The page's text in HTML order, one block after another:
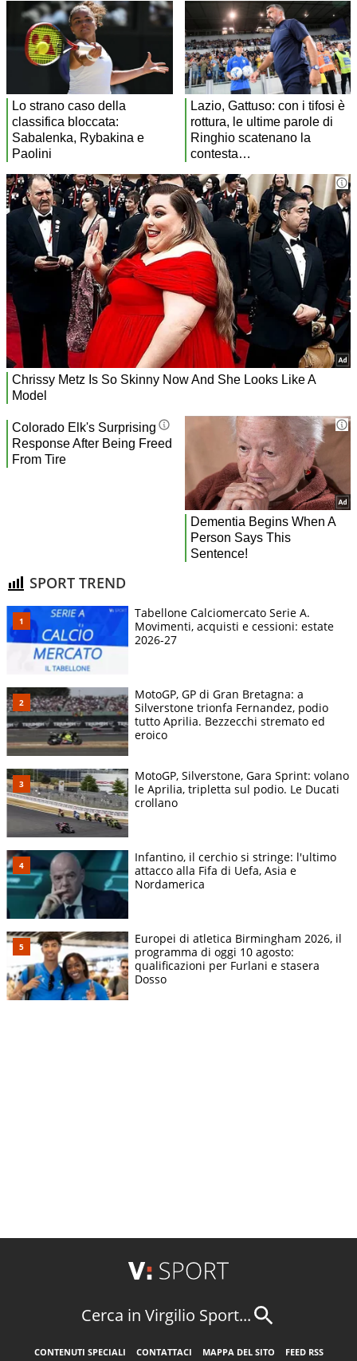
SPORT TREND
Tabellone Calciomercato Serie A.
Movimenti, acquisti e cessioni: estate
2026-27
MotoGP, GP di Gran Bretagna: a
Silverstone trionfa Fernandez, podio
tutto Aprilia. Bezzecchi stremato ed
eroico
MotoGP, Silverstone, Gara Sprint: volano
le Aprilia, tripletta sul podio. Le Ducati
crollano
Infantino, il cerchio si stringe: l'ultimo
attacco alla Fifa di Uefa, Asia e
Nordamerica
Europei di atletica Birmingham 2026, il
programma di oggi 10 agosto:
qualificazioni per Furlani e stasera
Dosso
Cerca in Virgilio Sport...
CONTENUTI SPECIALI CONTATTACI MAPPA DEL SITO FEED RSS